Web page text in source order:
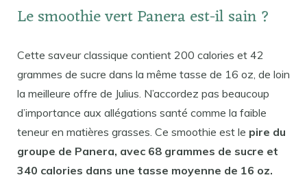
Le smoothie vert Panera est-il sain ?
Cette saveur classique contient 200 calories et 42
grammes de sucre dans la même tasse de 16 oz, de loin
la meilleure offre de Julius. N’accordez pas beaucoup
d’importance aux allégations santé comme la faible
teneur en matières grasses. Ce smoothie est le pire du
groupe de Panera, avec 68 grammes de sucre et
340 calories dans une tasse moyenne de 16 oz.